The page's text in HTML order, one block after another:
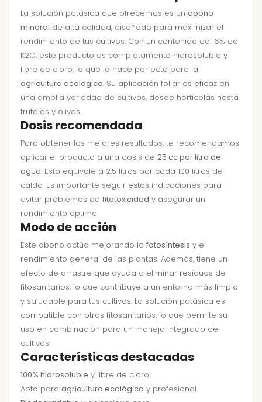
La solución potásica que ofrecemos es un abono
mineral de alta calidad, diseñado para maximizar el
rendimiento de tus cultivos. Con un contenido del 6% de
K2O, este producto es completamente hidrosoluble y
libre de cloro, lo que lo hace perfecto para la
agricultura ecológica. Su aplicación foliar es eficaz en
una amplia variedad de cultivos, desde hortícolas hasta
frutales y olivos.
Dosis recomendada
Para obtener los mejores resultados, te recomendamos
aplicar el producto a una dosis de 25 cc por litro de
agua. Esto equivale a 2,5 litros por cada 100 litros de
caldo. Es importante seguir estas indicaciones para
evitar problemas de fitotoxicidad y asegurar un
rendimiento óptimo.
Modo de acción
Este abono actúa mejorando la fotosíntesis y el
rendimiento general de las plantas. Además, tiene un
efecto de arrastre que ayuda a eliminar residuos de
fitosanitarios, lo que contribuye a un entorno más limpio
y saludable para tus cultivos. La solución potásica es
compatible con otros fitosanitarios, lo que permite su
uso en combinación para un manejo integrado de
cultivos.
Características destacadas
100% hidrosoluble y libre de cloro.
Apto para agricultura ecológica y profesional.